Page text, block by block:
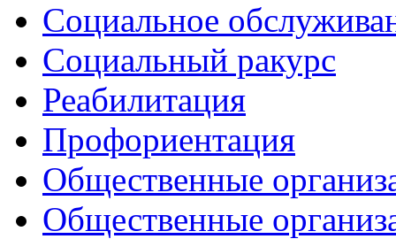
Социальное
Социальный ракурс
Реабилитация
Профориентация
Общественные
Общественные